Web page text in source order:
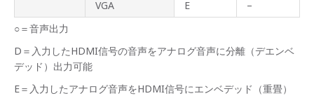
VGA
E
–
○＝音声出力
D＝入力したHDMI信号の音声をアナログ音声に分離（デエンベ
デッド）出力可能
E＝入力したアナログ音声をHDMI信号にエンベデッド（重畳）